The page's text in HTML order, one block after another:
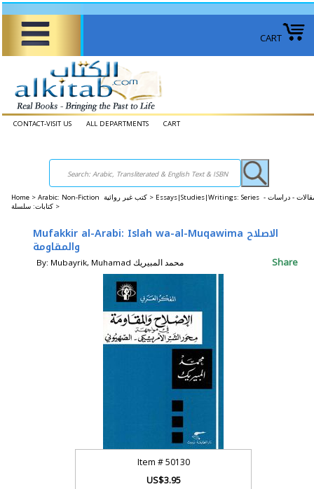
CART
CONTACT-VISIT US ALL DEPARTMENTS CART
Home > Arabic: Non-Fiction كتب غير روائية > Essays|Studies|Writings: Series مقالات - دراسات -
كتابات: سلسلة >
Mufakkir al-Arabi: Islah wa-al-Muqawima الاصلاح
والمقاومة
By: Mubayrik, Muhamad محمد المبيريك Share
Item #50130
US$3.95